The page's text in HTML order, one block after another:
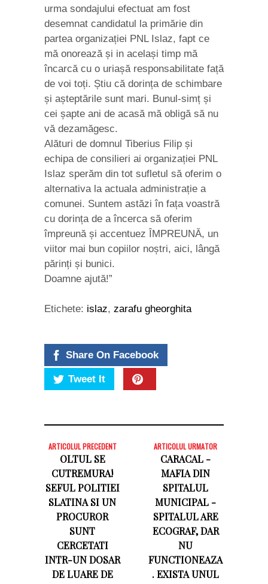
urma sondajului efectuat am fost
desemnat candidatul la primărie din
partea organizației PNL Islaz, fapt ce
mă onorează și in același timp mă
încarcă cu o uriașă responsabilitate față
de voi toți. Știu că dorința de schimbare
și așteptările sunt mari. Bunul-simț și
cei șapte ani de acasă mă obligă să nu
vă dezamăgesc.
Alături de domnul Tiberius Filip și
echipa de consilieri ai organizației PNL
Islaz sperăm din tot sufletul să oferim o
alternativa la actuala administrație a
comunei. Suntem astăzi în fața voastră
cu dorința de a încerca să oferim
împreună și accentuez ÎMPREUNĂ, un
viitor mai bun copiilor noștri, aici, lângă
părinți și bunici.
Doamne ajută!”
Etichete: islaz, zarafu gheorghita
Share On Facebook
Tweet It
ARTICOLUL PRECEDENT
OLTUL SE
CUTREMURA!
SEFUL POLITIEI
SLATINA SI UN
PROCUROR
SUNT
CERCETATI
INTR-UN DOSAR
DE LUARE DE
ARTICOLUL URMATOR
CARACAL -
MAFIA DIN
SPITALUL
MUNICIPAL -
SPITALUL ARE
ECOGRAF, DAR
NU
FUNCTIONEAZA
. EXISTA UNUL